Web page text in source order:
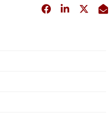
Facebook
opens in new
Linkedin
opens in
X